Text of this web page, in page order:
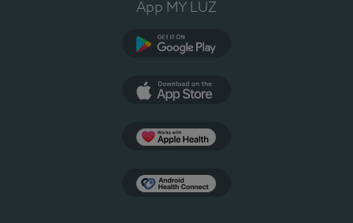
App MY LUZ